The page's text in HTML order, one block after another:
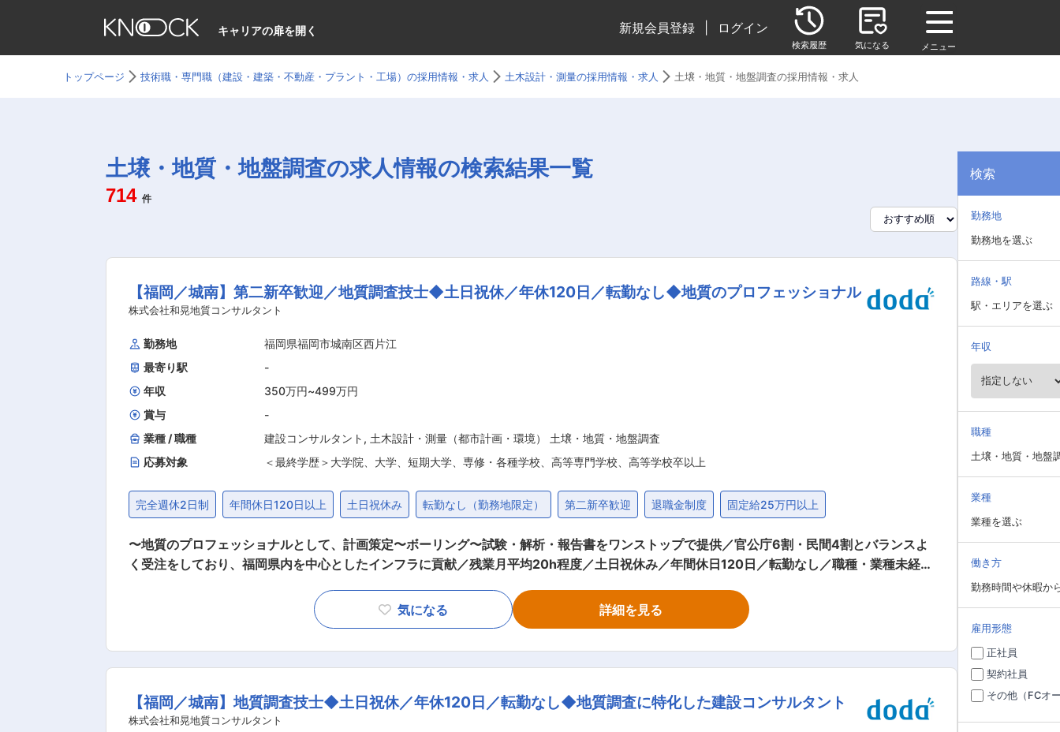
キャリアの扉を開く 新規会員登録 ログイン
検索履歴 気になる メニュー
トップページ 技術職・専門職（建設・建築・不動産・プラント・工場）の採用情報・求人 土木設計・測量の採用情報・求人 土壌・地質・地盤調査の採用情報・求人
土壌・地質・地盤調査の求人情報の検索結果一覧
714 件
【福岡／城南】第二新卒歓迎／地質調査技士◆土日祝休／年休120日／転勤なし◆地質のプロフェッショナル
株式会社和晃地質コンサルタント
勤務地
福岡県福岡市城南区西片江
最寄り駅
-
年収
350万円~499万円
賞与
-
業種 / 職種
建設コンサルタント , 土木設計・測量（都市計画・環境） 土壌・地質・地盤調査
応募対象
＜最終学歴＞大学院、大学、短期大学、専修・各種学校、高等専門学校、高等学校卒以上
完全週休2日制 年間休日120日以上 土日祝休み 転勤なし（勤務地限定） 第二新卒歓迎 退職金制度 固定給25万円以上
〜地質のプロフェッショナルとして、計画策定〜ボーリング〜試験・解析・報告書をワンストップで提供／官公庁6割・民間4割とバランスよ
く受注をしており、福岡県内を中心としたインフラに貢献／残業月平均20h程度／土日祝休み／年間休日120日／転勤なし／職種・業種未経験
や試錐担当と随時連携を取りながら業務を進めます。 ■業務詳細： ・自治体や民間の企業に対して計画書の作成 ・現地踏査、現場補助作業
ボーリングマシンを用いて調査の実施や、足場の仮設など掘削のための準備を行います。 ・現場管理、工程管理 ・室内試験、報告書作成 試験
卒採用をして育てることを長年実施しており、育成する風土があります。長年経験している先輩たちと一緒に仕事を進めながらスキルを磨い
ていただけますので職種未経験の方でも安心してご応募ください。 ■当社概要： 昭和51年に主体事業を地質調査・土質調査として創業しまし
気になる 詳細を見る
【福岡／城南】地質調査技士◆土日祝休／年休120日／転勤なし◆地質調査に特化した建設コンサルタント
株式会社和晃地質コンサルタント
検索
勤務地
勤務地を選ぶ
路線・駅
駅・エリアを選ぶ
年収
職種
土壌・地質・地盤
業種
業種を選ぶ
働き方
勤務時間や休暇か
雇用形態
正社員
契約社員
その他（FCオ